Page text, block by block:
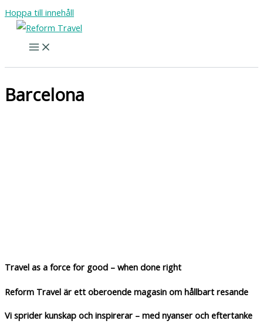
Hoppa till innehåll
Barcelona
Travel as a force for good – when done right
Reform Travel är ett oberoende magasin om hållbart resande
Vi sprider kunskap och inspirerar – med nyanser och eftertanke